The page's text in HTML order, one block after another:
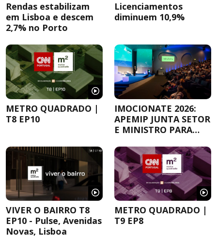
Rendas estabilizam
em Lisboa e descem
2,7% no Porto
Licenciamentos
diminuem 10,9%
METRO QUADRADO |
T8 EP10
IMOCIONATE 2026:
APEMIP JUNTA SETOR
E MINISTRO PARA
HABITAÇÃO
VIVER O BAIRRO T8
EP10 - Pulse, Avenidas
Novas, Lisboa
METRO QUADRADO |
T9 EP8